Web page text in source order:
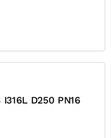
I316L D250 PN16